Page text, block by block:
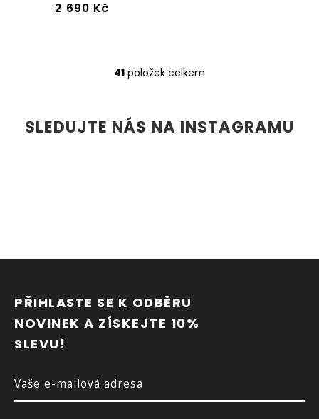
2 690 Kč
O
á
d
v
i
s
u
41 položek celkem
SLEDUJTE NÁS NA INSTAGRAMU
PŘIHLASTE SE K ODBĚRU
NOVINEK A ZÍSKEJTE 10%
SLEVU!